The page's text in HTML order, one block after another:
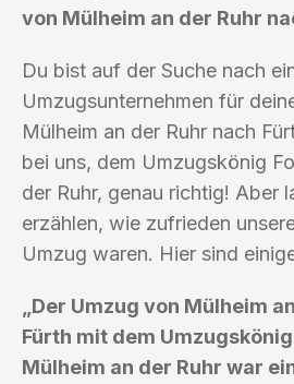
von Mülheim an der Ruhr
Du bist auf der Suche nach
Umzugsunternehmen für
Mülheim an der Ruhr nach
bei uns, dem Umzugskönig
der Ruhr, genau richtig! Aber
erzählen, wie zufrieden
Umzug waren. Hier sind
„Der Umzug von Mülheim
Fürth mit dem
Mülheim an der Ruhr war